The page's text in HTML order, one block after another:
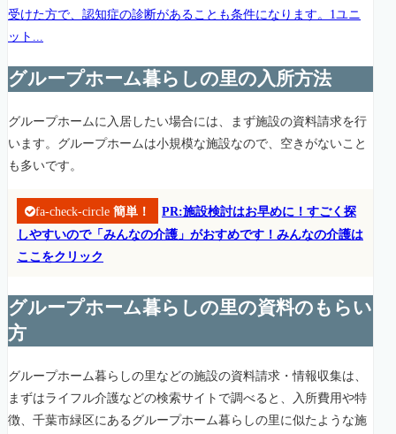
受けた方で、認知症の診断があることも条件になります。1ユニ
ット...
グループホーム暮らしの里の入所方法
グループホームに入居したい場合には、まず施設の資料請求を行
います。グループホームは小規模な施設なので、空きがないこと
も多いです。
fa-check-circle 簡単！
PR:施設検討はお早めに！すごく探
しやすいので「みんなの介護」がおすめです！みんなの介護は
ここをクリック
グループホーム暮らしの里の資料のもらい
方
グループホーム暮らしの里などの施設の資料請求・情報収集は、
まずはライフル介護などの検索サイトで調べると、入所費用や特
徴、千葉市緑区にあるグループホーム暮らしの里に似たような施